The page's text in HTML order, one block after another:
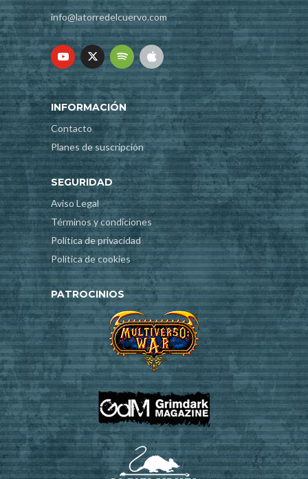
info@latorredelcuervo.com
INFORMACIÓN
Contacto
Planes de suscripción
SEGURIDAD
Aviso Legal
Términos y condiciones
Política de privacidad
Política de cookies
PATROCINIOS